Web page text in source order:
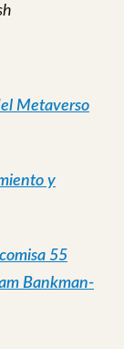
Metaverso
y
55
Bankman-